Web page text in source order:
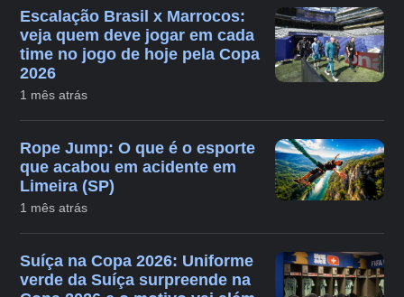
Escalação Brasil x Marrocos:
veja quem deve jogar em cada
time no jogo de hoje pela Copa
2026
1 mês atrás
Rope Jump: O que é o esporte
que acabou em acidente em
Limeira (SP)
1 mês atrás
Suíça na Copa 2026: Uniforme
verde da Suíça surpreende na